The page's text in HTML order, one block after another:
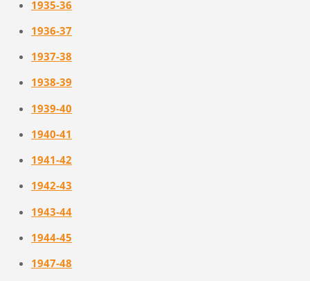
1935-36
1936-37
1937-38
1938-39
1939-40
1940-41
1941-42
1942-43
1943-44
1944-45
1947-48